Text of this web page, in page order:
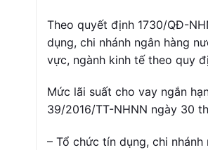
Theo quyết định 1730/QĐ-
dụng, chi nhánh ngân hàng
vực, ngành kinh tế theo quy
Mức lãi suất cho vay ngắn
39/2016/TT-NHNN ngày 30
– Tổ chức tín dụng, chi